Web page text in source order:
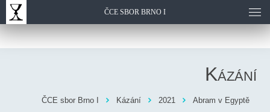
ČCE SBOR BRNO I
Kázání
ČCE sbor Brno I Kázání 2021 Abram v Egyptě